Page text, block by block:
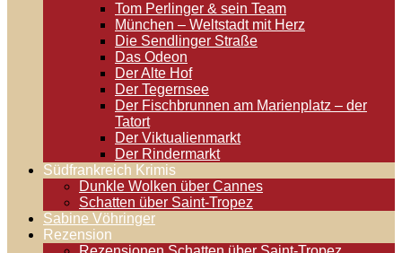
Tom Perlinger & sein Team
München – Weltstadt mit Herz
Die Sendlinger Straße
Das Odeon
Der Alte Hof
Der Tegernsee
Der Fischbrunnen am Marienplatz – der
Tatort
Der Viktualienmarkt
Der Rindermarkt
Südfrankreich Krimis
Dunkle Wolken über Cannes
Schatten über Saint-Tropez
Sabine Vöhringer
Rezension